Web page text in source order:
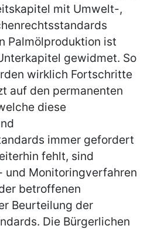
mit Umwelt-,
Palmölproduktion ist
gewidmet. So
wirklich Fortschritte
auf den permanenten
diese
immer gefordert
fehlt, sind
und Monitoringverfahren
betroffenen
Beurteilung der
Die Bürgerlichen